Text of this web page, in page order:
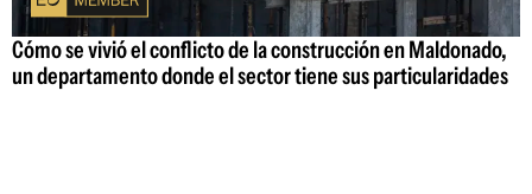
Cómo se vivió el conflicto de la construcción en Maldonado,
un departamento donde el sector tiene sus particularidades